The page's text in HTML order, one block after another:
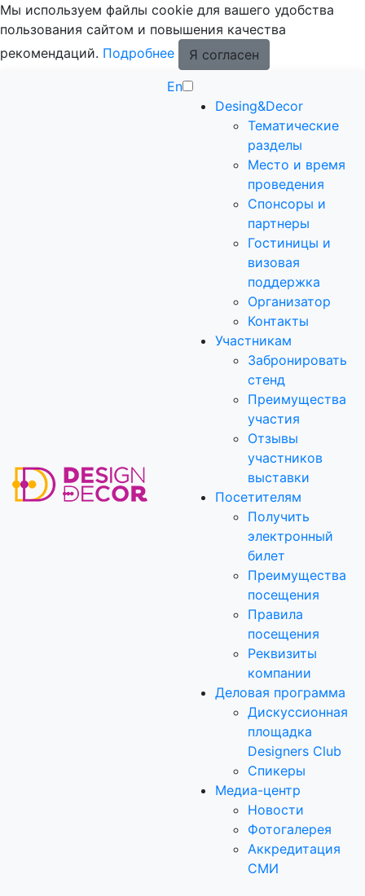
Мы используем файлы cookie для вашего удобства
пользования сайтом и повышения качества
рекомендаций. Подробнее
Я согласен
En
Desing&Decor
Тематические
разделы
Место и время
проведения
Спонсоры и
партнеры
Гостиницы и
визовая
поддержка
Организатор
Контакты
Участникам
Забронировать
стенд
Преимущества
участия
Отзывы
участников
выставки
Посетителям
Получить
электронный
билет
Преимущества
посещения
Правила
посещения
Реквизиты
компании
Деловая программа
Дискуссионная
площадка
Designers Club
Спикеры
Медиа-центр
Новости
Фотогалерея
Аккредитация
СМИ